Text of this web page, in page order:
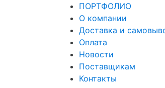
ПОРТФОЛИО
О компании
Доставка и
Оплата
Новости
Поставщикам
Контакты